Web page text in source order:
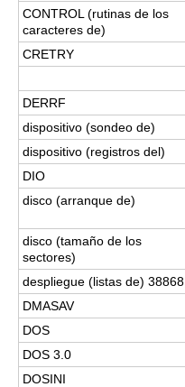
CONTROL (rutinas de los
caracteres de)
CRETRY
DERRF
dispositivo (sondeo de)
dispositivo (registros del)
DIO
disco (arranque de)
disco (tamaño de los
sectores)
despliegue (listas de) 38868,
DMASAV
DOS
DOS 3.0
DOSINI